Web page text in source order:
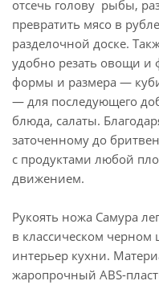
отсечь голову рыбы,
превратить мясо в
разделочной доске.
удобно резать овощи и
формы и размера —
— для последующего
блюда, салаты.
заточенному до
с продуктами любой
движением.
Рукоять ножа Самура
в классическом
интерьер кухни.
жаропрочный ABS-